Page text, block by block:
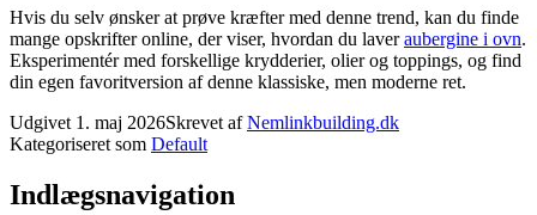
Hvis du selv ønsker at prøve kræfter med denne trend, kan du finde
mange opskrifter online, der viser, hvordan du laveraubergine i ovn.
Eksperimentér med forskellige krydderier, olier og toppings, og find
din egen favoritversion af denne klassiske, men moderne ret.
Udgivet 1. maj 2026Skrevet afNemlinkbuilding.dk
Kategoriseret som Default
Indlægsnavigation